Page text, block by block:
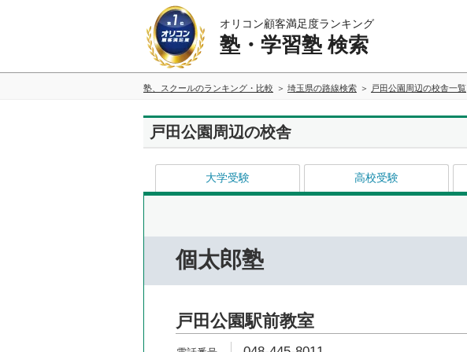
オリコン顧客満足度ランキング
塾・学習塾 検索
塾、スクールのランキング・比較 埼玉県の路線検索 戸田公園周辺の校舎一覧
戸田公園周辺の校舎
大学受験 高校受験
個太郎塾
戸田公園駅前教室